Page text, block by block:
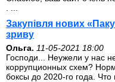
Закупівля нових
зриву
Ольга. 11-05-2021 18:00
Господи... Неужели у нас
коррупционных схем?
боксы до 2020-го года.